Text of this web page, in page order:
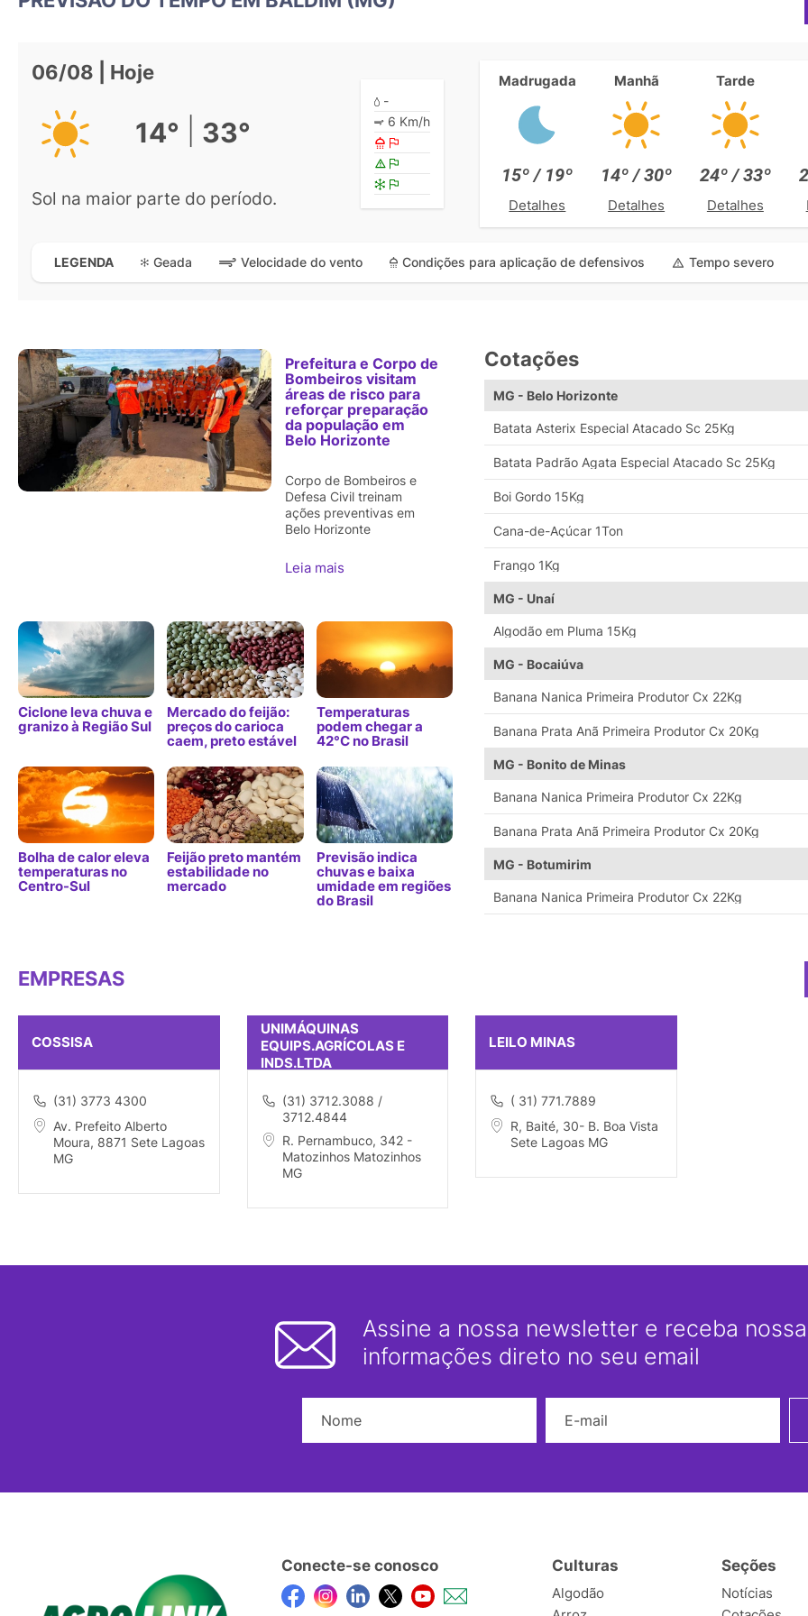
06/08 | Hoje
14° 33°
Sol na maior parte do período.
-
6 Km/h
Madrugada
15º / 19º
Detalhes
Manhã
14º / 30º
Detalhes
Tarde
24º / 33º
Detalhes
LEGENDA Geada Velocidade do vento Condições para aplicação de defensivos Tempo severo
Prefeitura e Corpo de
Bombeiros visitam
áreas de risco para
reforçar preparação
da população em
Belo Horizonte
Corpo de Bombeiros e
Defesa Civil treinam
ações preventivas em
Belo Horizonte
Leia mais
Ciclone leva chuva e
granizo à Região Sul
Mercado do feijão:
preços do carioca
caem, preto estável
Temperaturas
podem chegar a
42°C no Brasil
Bolha de calor eleva
temperaturas no
Centro-Sul
Feijão preto mantém
estabilidade no
mercado
Previsão indica
chuvas e baixa
umidade em regiões
do Brasil
Cotações
MG - Belo Horizonte
Batata Asterix Especial Atacado Sc 25Kg
Batata Padrão Agata Especial Atacado Sc 25Kg
Boi Gordo 15Kg
Cana-de-Açúcar 1Ton
Frango 1Kg
MG - Unaí
Algodão em Pluma 15Kg
MG - Bocaiúva
Banana Nanica Primeira Produtor Cx 22Kg
Banana Prata Anã Primeira Produtor Cx 20Kg
MG - Bonito de Minas
Banana Nanica Primeira Produtor Cx 22Kg
Banana Prata Anã Primeira Produtor Cx 20Kg
MG - Botumirim
Banana Nanica Primeira Produtor Cx 22Kg
EMPRESAS
COSSISA
(31) 3773 4300
Av. Prefeito Alberto
Moura, 8871 Sete Lagoas
MG
UNIMÁQUINAS
EQUIPS.AGRÍCOLAS E
INDS.LTDA
(31) 3712.3088 /
3712.4844
R. Pernambuco, 342 -
Matozinhos Matozinhos
MG
LEILO MINAS
( 31) 771.7889
R, Baité, 30- B. Boa Vista
Sete Lagoas MG
Assine a nossa newsletter e receba
informações direto no seu email
Conecte-se conosco Culturas
Algodão
Seções
Notícias